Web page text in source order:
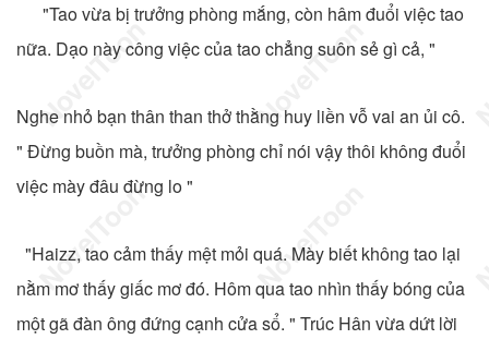
"Tao vừa bị trưởng phòng mắng, còn hâm đuổi việc tao
nữa. Dạo này công việc của tao chẳng suôn sẻ gì cả, "
Nghe nhỏ bạn thân than thở thằng huy liền vỗ vai an ủi cô.
" Đừng buồn mà, trưởng phòng chỉ nói vậy thôi không đuổi
việc mày đâu đừng lo "
"Haizz, tao cảm thấy mệt mỏi quá. Mày biết không tao lại
nằm mơ thấy giấc mơ đó. Hôm qua tao nhìn thấy bóng của
một gã đàn ông đứng cạnh cửa sổ. " Trúc Hân vừa dứt lời